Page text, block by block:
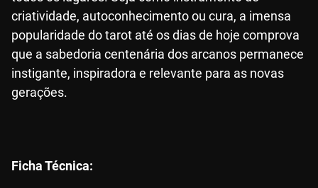
criatividade, autoconhecimento ou cura, a imensa
popularidade do tarot até os dias de hoje comprova
que a sabedoria centenária dos arcanos permanece
instigante, inspiradora e relevante para as novas
gerações.
Ficha Técnica: